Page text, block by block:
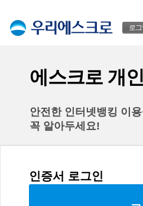
로
에스크로 개
안전한 인터넷뱅킹 이용
꼭 알아두세요!
인증서 로그인